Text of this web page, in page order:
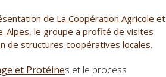
de La Coopération Agricole et
Alpes, le groupe a profité de visites
de structures coopératives locales.
et Protéines et le process